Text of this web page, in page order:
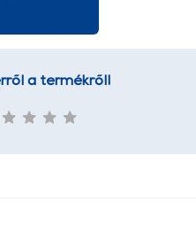
a termékről!